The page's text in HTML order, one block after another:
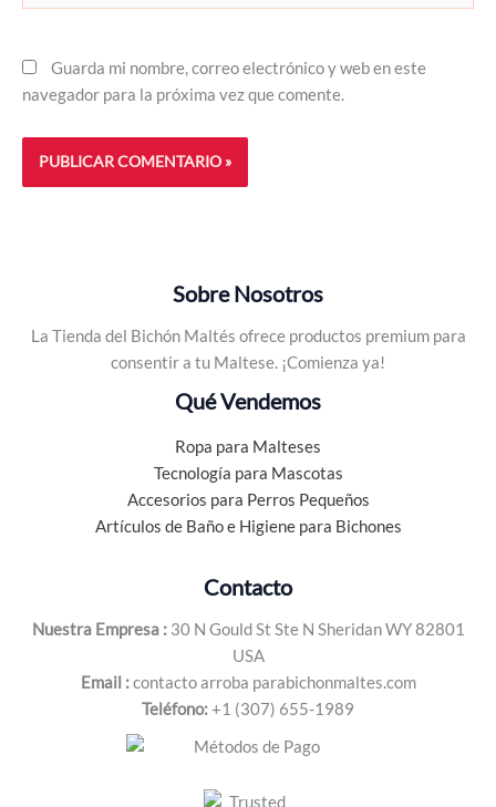
Guarda mi nombre, correo electrónico y web en este
navegador para la próxima vez que comente.
Sobre Nosotros
La Tienda del Bichón Maltés ofrece productos premium para
consentir a tu Maltese. ¡Comienza ya!
Qué Vendemos
Ropa para Malteses
Tecnología para Mascotas
Accesorios para Perros Pequeños
Artículos de Baño e Higiene para Bichones
Contacto
Nuestra Empresa :30 N Gould St Ste N Sheridan WY 82801
USA
Email :contacto arroba parabichonmaltes.com
Teléfono:+1 (307) 655-1989